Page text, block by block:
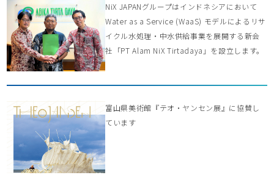
NiX JAPANグループはインドネシアにおいて
Water as a Service (WaaS) モデルによるリサ
イクル水処理・中水供給事業を展開する新会
社「PT Alam NiX Tirtadaya」を設立します。
富山県美術館『テオ・ヤンセン展』に協賛し
ています